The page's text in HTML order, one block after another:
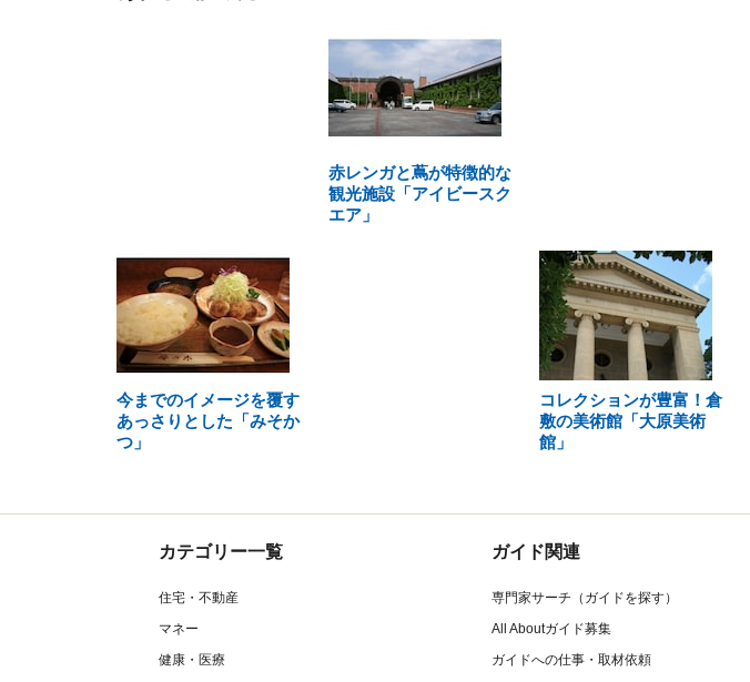
赤レンガと蔦が特徴的な
観光施設「アイビースク
エア」
今までのイメージを覆す
あっさりとした「みそか
つ」
コレクションが豊富！倉
敷の美術館「大原美術
館」
カテゴリー一覧
住宅・不動産
マネー
健康・医療
ガイド関連
専門家サーチ（ガイドを探す）
All Aboutガイド募集
ガイドへの仕事・取材依頼